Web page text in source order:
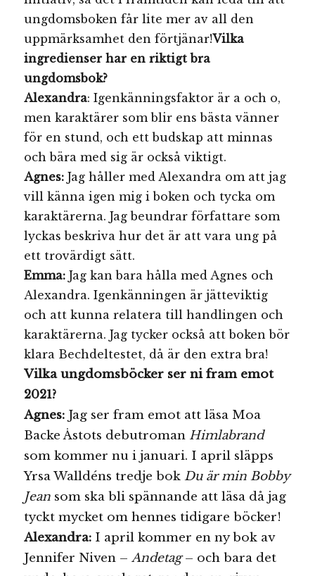
ungdomsboken får lite mer av all den
uppmärksamhet den förtjänar!Vilka
ingredienser har en riktigt bra
ungdomsbok?
Alexandra: Igenkänningsfaktor är a och o,
men karaktärer som blir ens bästa vänner
för en stund, och ett budskap att minnas
och bära med sig är också viktigt.
Agnes: Jag håller med Alexandra om att jag
vill känna igen mig i boken och tycka om
karaktärerna. Jag beundrar författare som
lyckas beskriva hur det är att vara ung på
ett trovärdigt sätt.
Emma: Jag kan bara hålla med Agnes och
Alexandra. Igenkänningen är jätteviktig
och att kunna relatera till handlingen och
karaktärerna. Jag tycker också att boken bör
klara Bechdeltestet, då är den extra bra!
Vilka ungdomsböcker ser ni fram emot
2021?
Agnes: Jag ser fram emot att läsa Moa
Backe Åstots debutroman Himlabrand
som kommer nu i januari. I april släpps
Yrsa Walldéns tredje bokDu är min Bobby
Jean som ska bli spännande att läsa då jag
tyckt mycket om hennes tidigare böcker!
Alexandra: I april kommer en ny bok av
Jennifer Niven –Andetag– och bara det